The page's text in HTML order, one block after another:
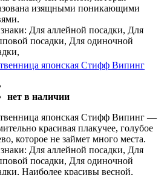
изящными поникающими
Для аллейной посадки, Для
посадки, Для одиночной
японская Стифф Випинг
нет в наличии
японская Стифф Випинг —
красивая плакучее, голубое
которое не займет много места.
Для аллейной посадки, Для
посадки, Для одиночной
Наиболее красивы весной,